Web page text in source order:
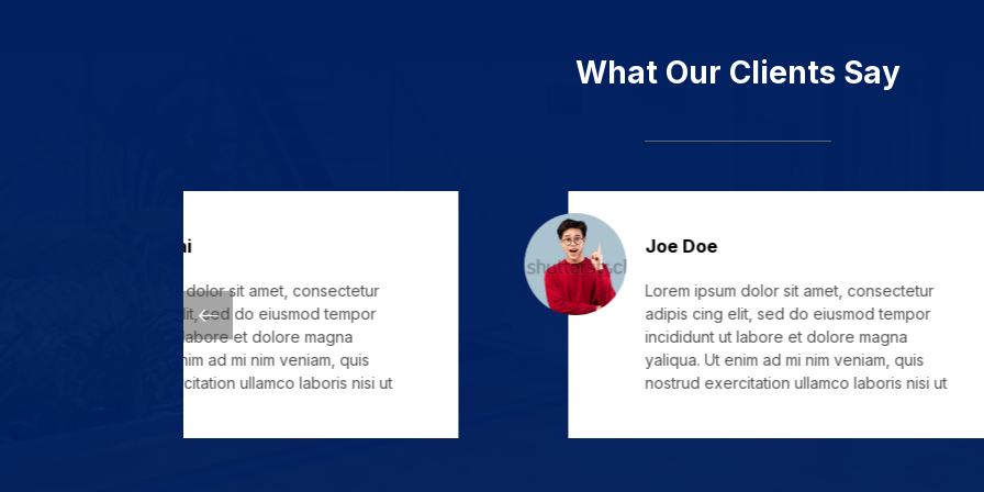
What Our Clients Say
Lorem ipsum dolor sit amet, consectetur
adipis cing elit, sed do eiusmod tempor
incididunt ut labore et dolore magna
yaliqua. Ut enim ad mi nim veniam, quis
nostrud exercitation ullamco laboris nisi ut
Lorem
adipis cing
incididunt ut
yaliqua. Ut
nostrud